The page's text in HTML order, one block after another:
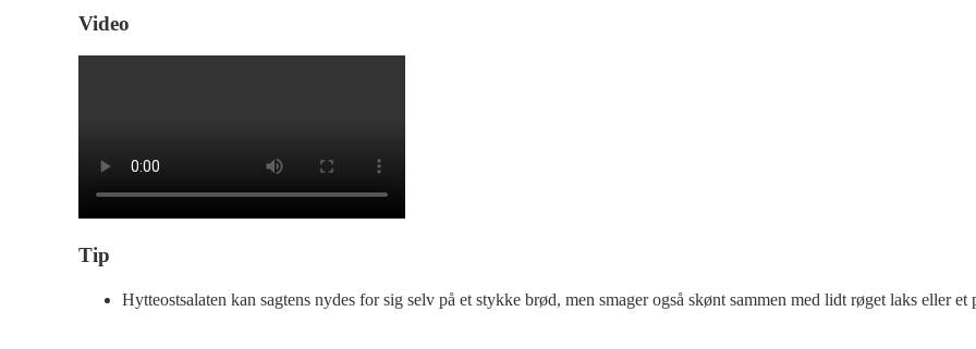
Video
Tip
Hytteostsalaten kan sagtens nydes for sig selv på et stykke brød, men smager også skønt sammen med lidt røget laks eller et